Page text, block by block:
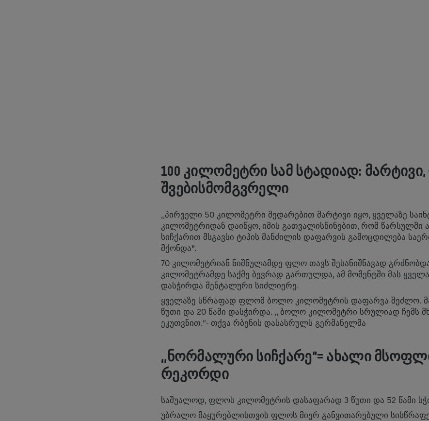
100 ᲙᲘᲚᲝᲛᲔᲢᲠᲘ ᲡᲐᲛ ᲡᲢᲐᲓᲘᲐᲓ:
ᲨᲕᲔᲑᲘᲡᲛᲝᲛᲒᲕᲠᲔᲚᲘ
,,პირველი 50 კილომეტრი შედარებით მარტივი იყო, ყველაზე
კილომეტრიდან დაიწყო, იმის გათვალისწინებით, რომ წარსულში
სიჩქარით მსგავსი ტიპის მანძილის დაფარვის გამოცდილება
მქონდა“.
70 კილომეტრიან ნიშნულამდე ფლო თავს შესანიშნავად
კილომეტრამდე საქმე ბევრად გართულდა, ამ მომენტში მას
დასჭირდა მენტალური სიძლიერე.
ყველაზე სწრაფად ფლომ ბოლო კილომეტრის დაფარვა შეძლო.
წუთი და 20 წამი დასჭირდა. ,, ბოლო კილომეტრი სრულიად ჩემს
ეკუთვნით.“- თქვა რბენის დასასრულს გერმანელმა
,,ᲜᲝᲠᲛᲐᲚᲣᲠᲘ ᲡᲘᲩᲥᲐᲠᲔ“= ᲐᲮᲐᲚᲘ
ᲠᲔᲙᲝᲠᲓᲘ
საშუალოდ, ფლოს კილომეტრის დასაფარად 3 წუთი და 52 წამი
უბრალო მაყურებლისთვის ფლოს მიერ განვითარებული